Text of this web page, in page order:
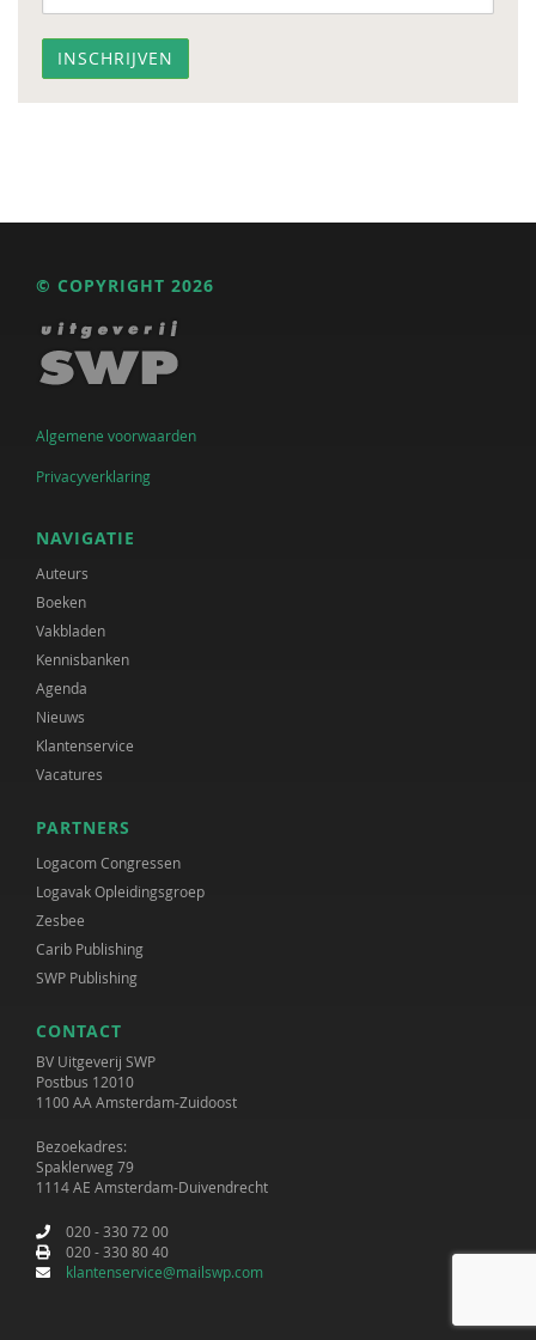
© COPYRIGHT 2026
Algemene voorwaarden
Privacyverklaring
NAVIGATIE
Auteurs
Boeken
Vakbladen
Kennisbanken
Agenda
Nieuws
Klantenservice
Vacatures
PARTNERS
Logacom Congressen
Logavak Opleidingsgroep
Zesbee
Carib Publishing
SWP Publishing
CONTACT
BV Uitgeverij SWP
Postbus 12010
1100 AA Amsterdam-Zuidoost
Bezoekadres:
Spaklerweg 79
1114 AE Amsterdam-Duivendrecht
020 - 330 72 00
020 - 330 80 40
klantenservice@mailswp.com